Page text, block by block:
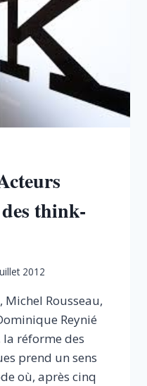
think-
2012
Michel Rousseau,
Reynié
réforme des
prend un sens
où, après cinq